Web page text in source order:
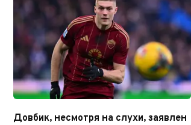
Довбик, несмотря на слухи, заявлен